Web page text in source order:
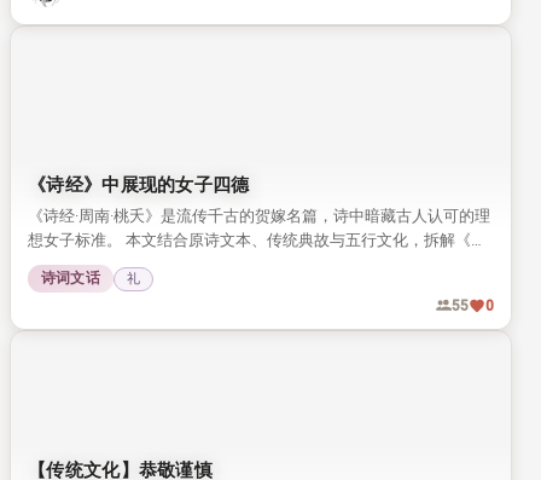
《诗经》中展现的女子四德
《诗经·周南·桃夭》是流传千古的贺嫁名篇，诗中暗藏古人认可的理
想女子标准。 本文结合原诗文本、传统典故与五行文化，拆解《桃
夭》中提到的女子四德内涵，带你读懂传统婚恋文化中的女性品德
要求。
诗词文话 礼
55 0
【传统文化】恭敬谨慎